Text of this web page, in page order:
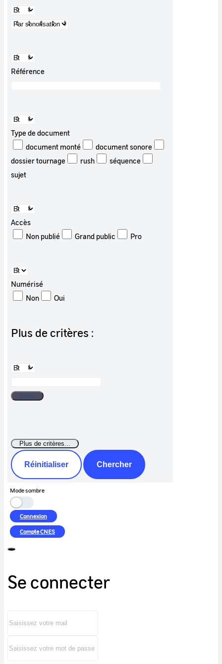
Référence
Type de document
document monté
document sonore
dossier tournage
rush
séquence
sujet
Accès
Non publié
Grand public Pro
Numérisé
Non
Oui
Plus de critères :
Réinitialiser Chercher
Mode sombre
Connexion
CompteCNES
Se connecter